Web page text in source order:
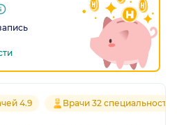
4.9 Врачи 32 специальностей